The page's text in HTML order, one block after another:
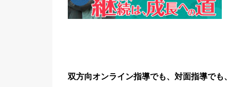
双方向オンライン指導でも、対面指導でも